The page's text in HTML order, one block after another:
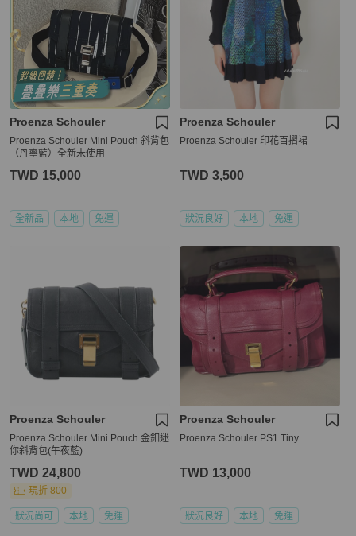
Proenza Schouler
Proenza Schouler Mini Pouch 斜背包
（丹寧藍）全新未使用
TWD 15,000
全新品 本地 免運
Proenza Schouler
Proenza Schouler 印花百摺裙
TWD 3,500
狀況良好 本地 免運
Proenza Schouler
Proenza Schouler Mini Pouch 金釦迷
你斜背包(午夜藍)
TWD 24,800
現折 800
狀況尚可 本地 免運
Proenza Schouler
Proenza Schouler PS1 Tiny
TWD 13,000
狀況良好 本地 免運